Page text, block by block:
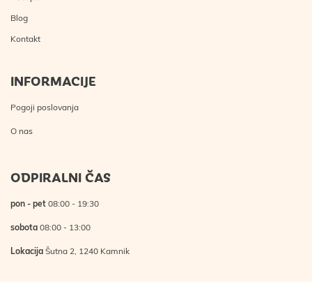
Blog
Kontakt
INFORMACIJE
Pogoji poslovanja
O nas
ODPIRALNI ČAS
pon - pet 08:00 - 19:30
sobota 08:00 - 13:00
Lokacija Šutna 2, 1240 Kamnik